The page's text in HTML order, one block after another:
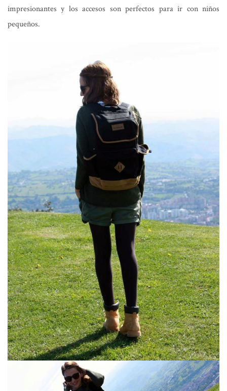
impresionantes y los accesos son perfectos para ir con niños
pequeños.